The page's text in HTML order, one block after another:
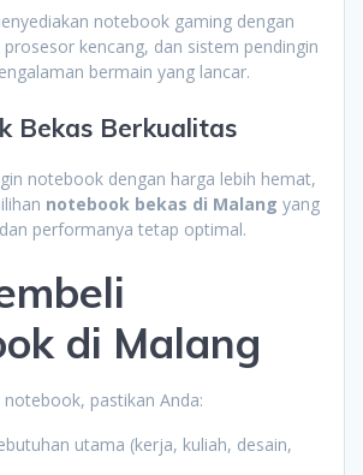
notebook gaming dengan
kencang, dan sistem pendingin
bermain yang lancar.
Bekas Berkualitas
notebook dengan harga lebih hemat,
notebook bekas di Malang yang
performanya tetap optimal.
di Malang
pastikan Anda:
utama (kerja, kuliah, desain,